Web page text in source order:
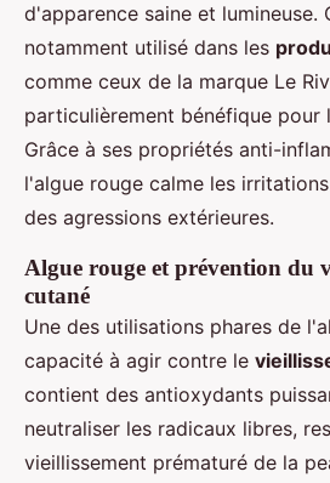
d'apparence saine et lumineuse.
notamment utilisé dans les
comme ceux de la marque Le
particulièrement bénéfique pour
Grâce à ses propriétés anti-
l'algue rouge calme les
des agressions extérieures.
Algue rouge et prévention du
cutané
Une des utilisations phares de
capacité à agir contre le
contient des antioxydants
neutraliser les radicaux libres,
vieillissement prématuré de la